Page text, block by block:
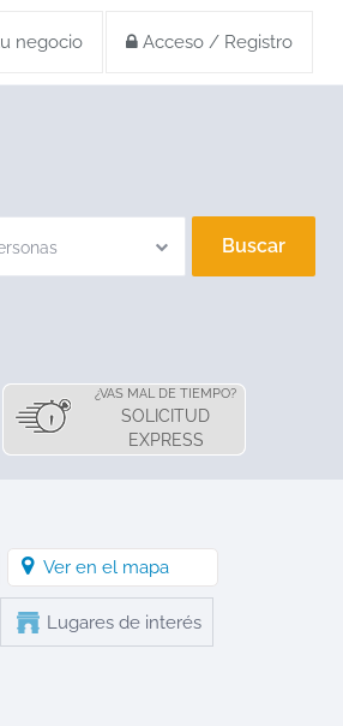
negocio Acceso / Registro
Buscar
¿VAS MAL DE TIEMPO?
SOLICITUD
EXPRESS
Ver en el mapa
Lugares de interés